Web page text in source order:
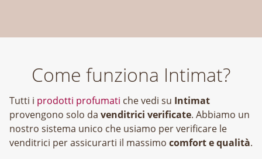
Come funziona Intimat?
Tutti i prodotti profumati che vedi su Intimat
provengono solo da venditrici verificate. Abbiamo un
nostro sistema unico che usiamo per verificare le
venditrici per assicurarti il massimo comfort e qualità.